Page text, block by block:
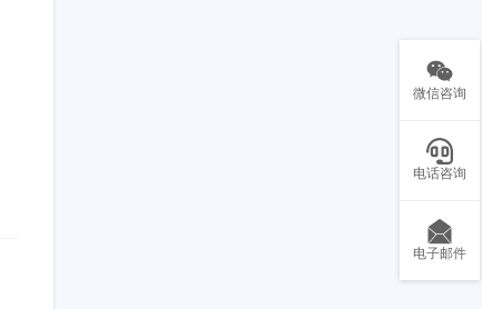
微信咨询
电话咨询
电子邮件